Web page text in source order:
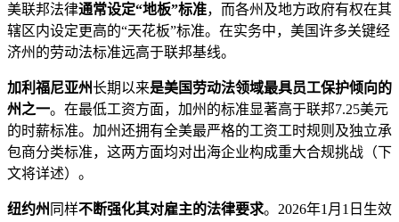
美联邦法律通常设定“地板”标准，而各州及地方政府有权在其
辖区内设定更高的“天花板”标准。在实务中，美国许多关键经
济州的劳动法标准远高于联邦基线。
加利福尼亚州长期以来是美国劳动法领域最具员工保护倾向的
州之一。在最低工资方面，加州的标准显著高于联邦7.25美元
的时薪标准。加州还拥有全美最严格的工资工时规则及独立承
包商分类标准，这两方面均对出海企业构成重大合规挑战（下
文将详述）。
纽约州 同样不断强化其对雇主的法律要求。2026年1月1日生效